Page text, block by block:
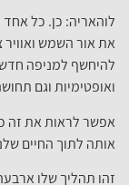
לוהאריה: כן. כל
את אור השמש ואוויר
להיחשף למניפה
ואופטימיות וגם
אפשר לראות את זה
אותה לתוך החיים
זהו תהליך שלו